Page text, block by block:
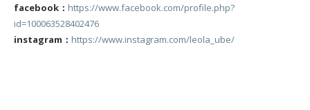
facebook： https://www.facebook.com/profile.php?
id=100063528402476
instagram： https://www.instagram.com/leola_ube/